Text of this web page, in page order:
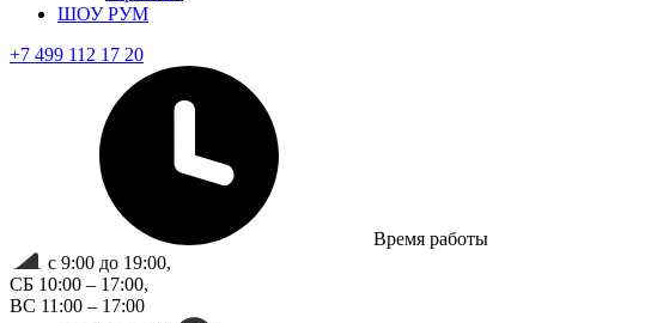
ШОУ РУМ
+7 499 112 17 20
Время работы
с 9:00 до 19:00,
СБ 10:00 – 17:00,
ВС 11:00 – 17:00